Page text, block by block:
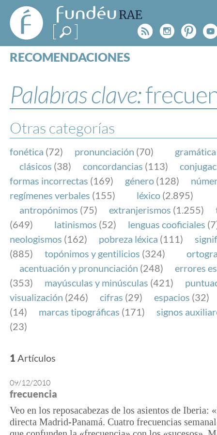
FundéuRAE
- Fundación
del Español
Urgente
Rss
RECOMENDACIONES
ESPECIALES
BLOG
NOTICIAS
SOBRE LA FUNDÉURAE
FundéuRAE es una fundación patrocinada por la
y la Real Academia Española, cuyo objetivo es
el buen uso del español en los medios de
Internet.
Palabras clave:
Otras categorías
fonética (72) pronunciación (70) gramática
clásicos (38) concordancias (113)
formas incorrectas (169) género (128)
regímenes verbales (155) léxico (2.895)
antropónimos (75) extranjerismos (1.255)
(649)
latinismos (52) lenguas cooficiales
neologismos (162) pobreza léxica (111)
(885)
topónimos y gentilicios (324)
acentuación y pronunciación (248)
errores
(353)
mayúsculas y minúsculas (421)
visualización (246) cifras (29) espacios (32)
(14)
marcas tipográficas (171)
signos
(23)
1 Artículos
09/12/2010
frecuencia
Veo en los reposacabezas de los asientos de Iberia:
directa Madrid-Panamá. Cuatro frecuencias